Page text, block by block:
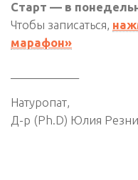
Старт — в
Чтобы записаться,
марафон»
Натуропат,
Д-р (Ph.D) Юлия